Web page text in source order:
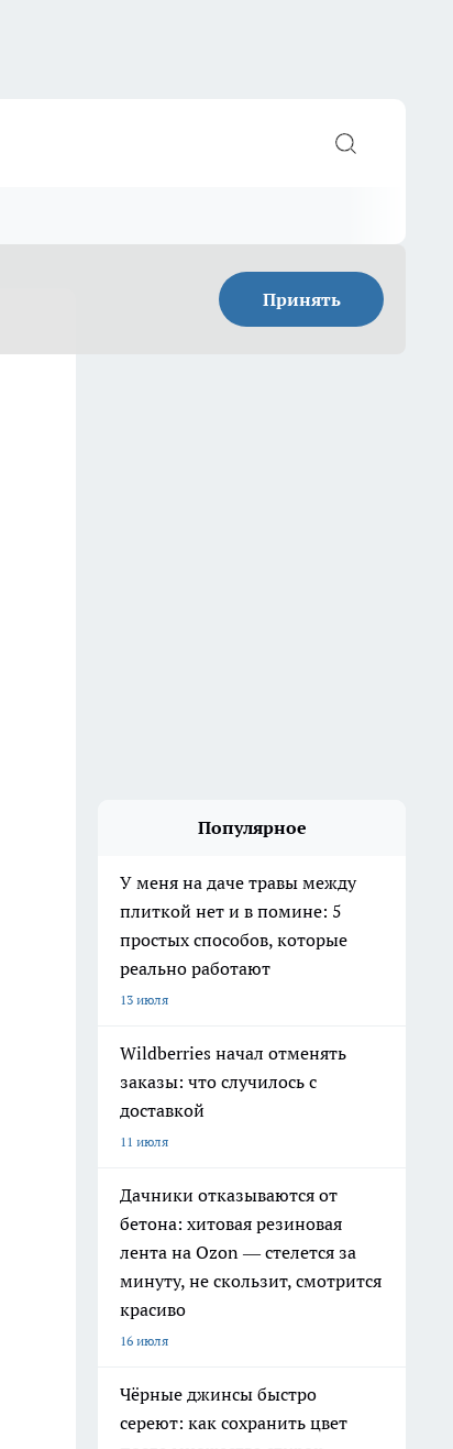
Принять
Популярное
У меня на даче травы между
плиткой нет и в помине: 5
простых способов, которые
реально работают
13 июля
Wildberries начал отменять
заказы: что случилось с
доставкой
11 июля
Дачники отказываются от
бетона: хитовая резиновая
лента на Ozon — стелется за
минуту, не скользит, смотрится
красиво
16 июля
Чёрные джинсы быстро
сереют: как сохранить цвет